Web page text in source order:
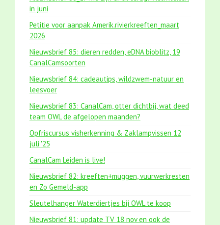
in juni
Petitie voor aanpak Amerik.rivierkreeften_maart
2026
Nieuwsbrief 85: dieren redden, eDNA bioblitz, 19
CanalCamsoorten
Nieuwsbrief 84: cadeautips, wildzwem-natuur en
leesvoer
Nieuwsbrief 83: CanalCam, otter dichtbij, wat deed
team OWL de afgelopen maanden?
Opfriscursus visherkenning & Zaklampvissen 12
juli '25
CanalCam Leiden is live!
Nieuwsbrief 82: kreeften+muggen, vuurwerkresten
en Zo Gemeld-app
Sleutelhanger Waterdiertjes bij OWL te koop
Nieuwsbrief 81: update TV 18 nov en ook de